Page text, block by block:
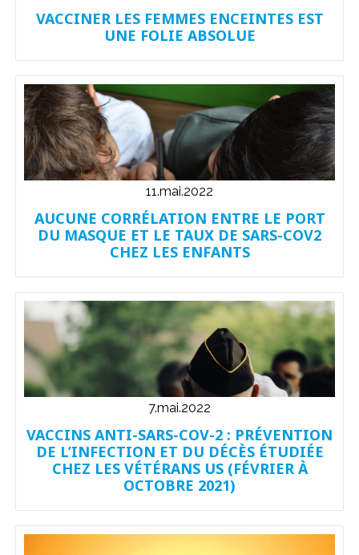
VACCINER LES FEMMES ENCEINTES EST
UNE FOLIE ABSOLUE
11.mai.2022
AUCUNE CORRÉLATION ENTRE LE PORT
DU MASQUE ET LE TAUX DE SARS-COV2
CHEZ LES ENFANTS
7.mai.2022
VACCINS ANTI-SARS-COV-2 : PRÉVENTION
DE L’INFECTION ET DU DÉCÈS ÉTUDIÉE
CHEZ LES VÉTÉRANS US (FÉVRIER À
OCTOBRE 2021)